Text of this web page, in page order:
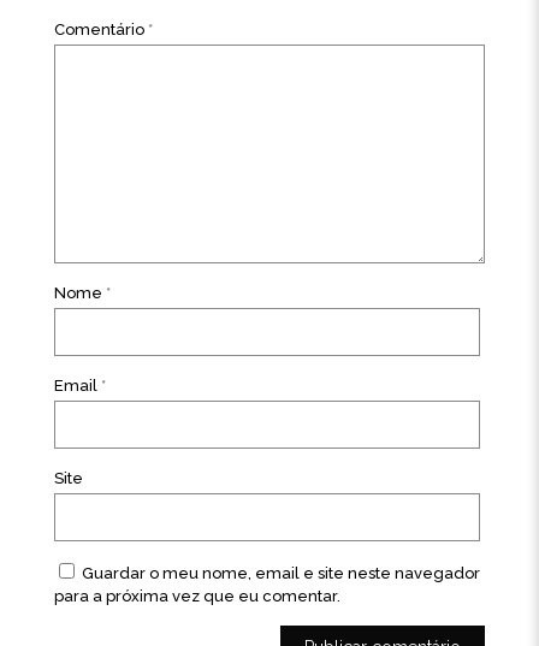
Comentário *
Nome *
Email *
Site
Guardar o meu nome, email e site neste navegador
para a próxima vez que eu comentar.